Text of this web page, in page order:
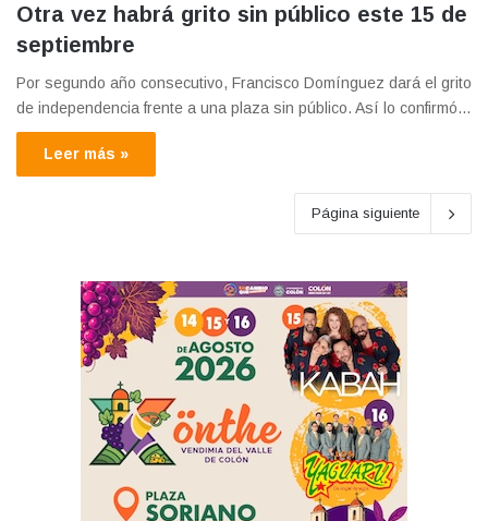
Otra vez habrá grito sin público este 15 de
septiembre
Por segundo año consecutivo, Francisco Domínguez dará el grito
de independencia frente a una plaza sin público. Así lo confirmó…
Leer más »
Página siguiente